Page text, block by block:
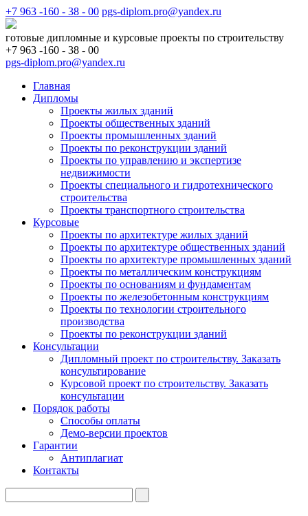
+7 963 -160 - 38 - 00 pgs-diplom.pro@yandex.ru
готовые дипломные и курсовые проекты по строительству
+7 963 -160 - 38 - 00
pgs-diplom.pro@yandex.ru
Главная
Дипломы
Проекты жилых зданий
Проекты общественных зданий
Проекты промышленных зданий
Проекты по реконструкции зданий
Проекты по управлению и экспертизе
недвижимости
Проекты специального и гидротехнического
строительства
Проекты транспортного строительства
Курсовые
Проекты по архитектуре жилых зданий
Проекты по архитектуре общественных зданий
Проекты по архитектуре промышленных зданий
Проекты по металлическим конструкциям
Проекты по основаниям и фундаментам
Проекты по железобетонным конструкциям
Проекты по технологии строительного
производства
Проекты по реконструкции зданий
Консультации
Дипломный проект по строительству. Заказать
консультирование
Курсовой проект по строительству. Заказать
консультации
Порядок работы
Способы оплаты
Демо-версии проектов
Гарантии
Антиплагиат
Контакты